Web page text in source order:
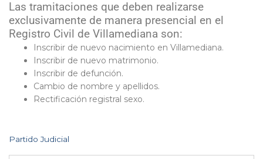
Las tramitaciones que deben realizarse
exclusivamente de manera presencial en el
Registro Civil de Villamediana son:
Inscribir de nuevo nacimiento en Villamediana.
Inscribir de nuevo matrimonio.
Inscribir de defunción.
Cambio de nombre y apellidos.
Rectificación registral sexo.
Partido Judicial